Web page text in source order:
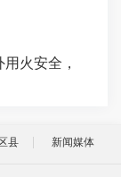
火安全，
县 新闻媒体